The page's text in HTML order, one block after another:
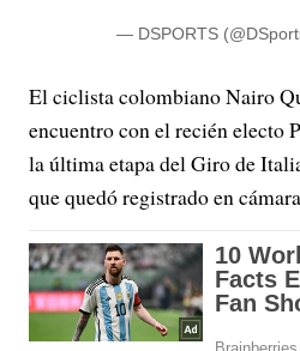
— DSPORTS
El ciclista colombiano Nairo
encuentro con el recién electo
laúltima etapa del Giro de
que quedó registrado en